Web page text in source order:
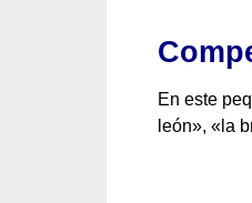
En este
león», «la